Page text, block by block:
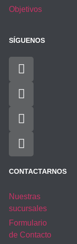
Objetivos
SÍGUENOS
CONTACTARNOS
Nuestras
sucursales
Formulario
de Contacto